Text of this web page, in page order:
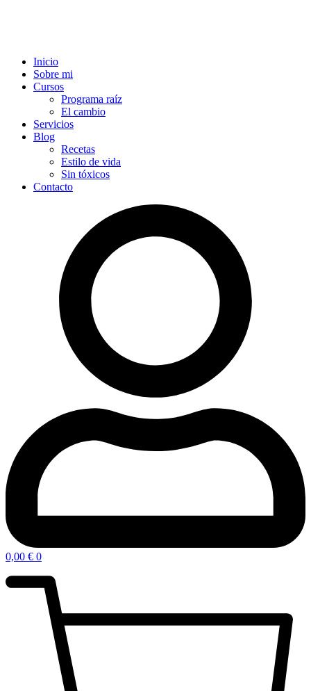
Inicio
Sobre mi
Cursos
Programa raíz
El cambio
Servicios
Blog
Recetas
Estilo de vida
Sin tóxicos
Contacto
0,00 € 0